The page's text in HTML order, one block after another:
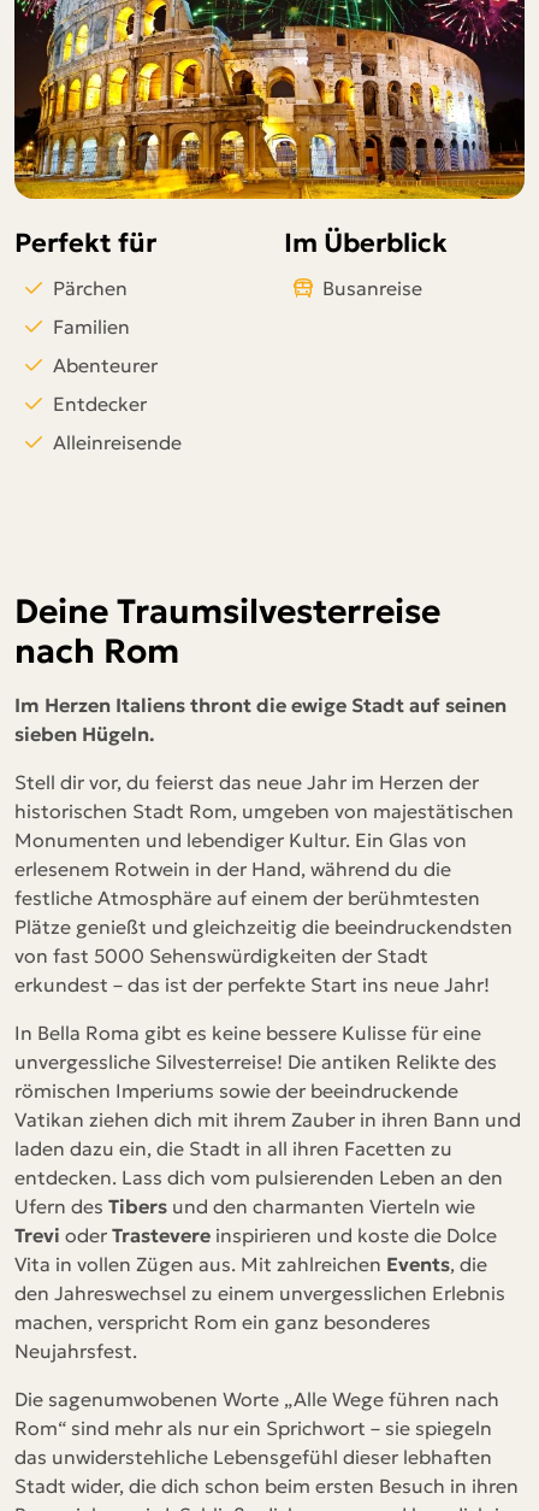
Perfekt für
Pärchen
Familien
Abenteurer
Entdecker
Alleinreisende
Im Überblick
Busanreise
Deine Traumsilvesterreise
nach Rom
Im Herzen Italiens thront die ewige Stadt auf seinen
sieben Hügeln.
Stell dir vor, du feierst das neue Jahr im Herzen der
historischen Stadt Rom, umgeben von majestätischen
Monumenten und lebendiger Kultur. Ein Glas von
erlesenem Rotwein in der Hand, während du die
festliche Atmosphäre auf einem der berühmtesten
Plätze genießt und gleichzeitig die beeindruckendsten
von fast 5000 Sehenswürdigkeiten der Stadt
erkundest – das ist der perfekte Start ins neue Jahr!
In Bella Roma gibt es keine bessere Kulisse für eine
unvergessliche Silvesterreise! Die antiken Relikte des
römischen Imperiums sowie der beeindruckende
Vatikan ziehen dich mit ihrem Zauber in ihren Bann und
laden dazu ein, die Stadt in all ihren Facetten zu
entdecken. Lass dich vom pulsierenden Leben an den
Ufern des Tibers und den charmanten Vierteln wie
Trevi oder Trastevere inspirieren und koste die Dolce
Vita in vollen Zügen aus. Mit zahlreichen Events, die
den Jahreswechsel zu einem unvergesslichen Erlebnis
machen, verspricht Rom ein ganz besonderes
Neujahrsfest.
Die sagenumwobenen Worte „Alle Wege führen nach
Rom“ sind mehr als nur ein Sprichwort – sie spiegeln
das unwiderstehliche Lebensgefühl dieser lebhaften
Stadt wider, die dich schon beim ersten Besuch in ihren
Telegram
per E-Mail senden
Link kopieren